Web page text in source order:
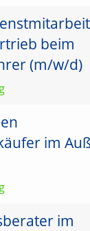
beim
(m/w/d)
im
im